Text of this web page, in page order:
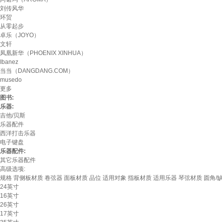
刘传风华
环贸
从零起步
卓乐（JOYO）
文轩
凤凰新华（PHOENIX XINHUA）
Ibanez
当当（DANGDANG.COM）
musedo
更多
图书:
乐器:
吉他/贝斯
乐器配件
西洋打击乐器
电子键盘
乐器配件:
其它乐器配件
高级选项:
规格 背侧板材质 卷弦器 面板材质 品位 适用对象 指板材质 适用乐器 琴弦材质 圆角/
24英寸
16英寸
26英寸
17英寸